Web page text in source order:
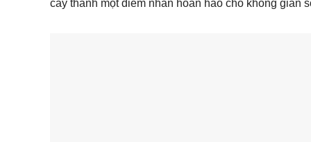
cây thành một điểm nhấn hoàn hảo cho không gian